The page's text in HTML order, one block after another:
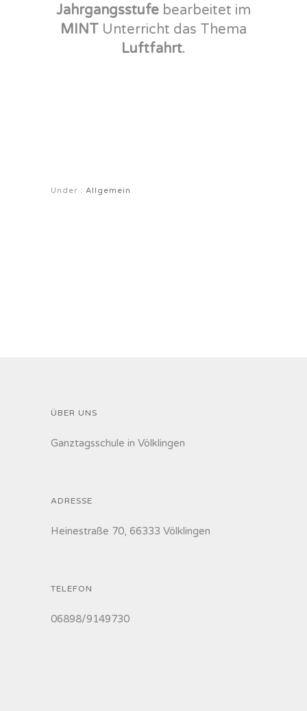
Jahrgangsstufe bearbeitet im
MINT Unterricht das Thema
Luftfahrt.
Under : Allgemein
ÜBER UNS
Ganztagsschule in Völklingen
ADRESSE
Heinestraße 70, 66333 Völklingen
TELEFON
06898/9149730